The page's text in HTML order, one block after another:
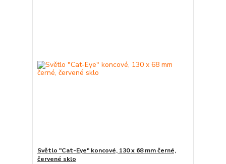
Světlo "Cat-Eye" koncové, 130 x 68 mm černé,
červené sklo